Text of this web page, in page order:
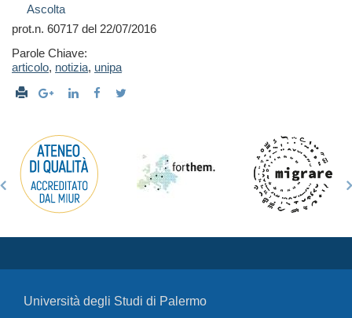
Ascolta
prot.n. 60717 del 22/07/2016
Parole Chiave:
articolo, notizia, unipa
Università degli Studi di Palermo